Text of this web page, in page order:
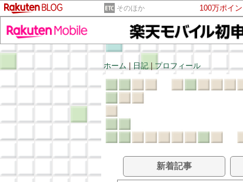
そのほか 100万ポイ
ホーム|日記|プロフィール
新着記事